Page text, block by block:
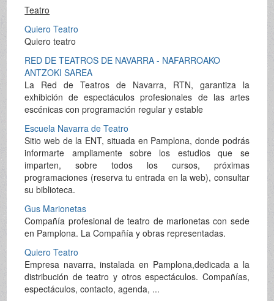
Teatro
Quiero Teatro
Quiero teatro
RED DE TEATROS DE NAVARRA - NAFARROAKO
ANTZOKI SAREA
La Red de Teatros de Navarra, RTN, garantiza la
exhibición de espectáculos profesionales de las artes
escénicas con programación regular y estable
Escuela Navarra de Teatro
Sitio web de la ENT, situada en Pamplona, donde podrás
informarte ampliamente sobre los estudios que se
imparten, sobre todos los cursos, próximas
programaciones (reserva tu entrada en la web), consultar
su biblioteca.
Gus Marionetas
Compañía profesional de teatro de marionetas con sede
en Pamplona. La Compañía y obras representadas.
Quiero Teatro
Empresa navarra, instalada en Pamplona,dedicada a la
distribución de teatro y otros espectáculos. Compañías,
espectáculos, contacto, agenda, ...